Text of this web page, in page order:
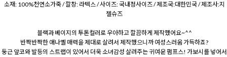
소재: 100%천연소가죽 / 깔창: 라텍스 / 사이즈: 국내정사이즈 / 제조국:대한민국 / 제조사:지
젤슈즈
블랙과 베이지의 투톤컬러로 우아하고 깔끔하게 제작했어요~^^
반짝반짝한 애나멜 매력을 제대로 살려서 제작했으니까 여성스러움 가득하죠?
둥근 앞코와 발등의 스트랩이 있어서 더욱 소녀감성 살려주는 귀여운 펌프스! 가보시를 넣어서